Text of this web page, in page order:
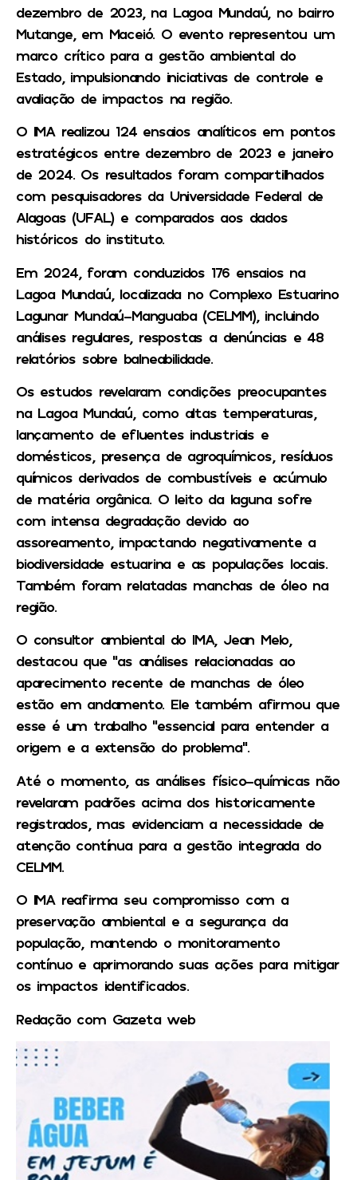
dezembro de 2023, na Lagoa Mundaú, no bairro
Mutange, em Maceió. O evento representou um
marco crítico para a gestão ambiental do
Estado, impulsionando iniciativas de controle e
avaliação de impactos na região.
O IMA realizou 124 ensaios analíticos em pontos
estratégicos entre dezembro de 2023 e janeiro
de 2024. Os resultados foram compartilhados
com pesquisadores da Universidade Federal de
Alagoas (UFAL) e comparados aos dados
históricos do instituto.
Em 2024, foram conduzidos 176 ensaios na
Lagoa Mundaú, localizada no Complexo Estuarino
Lagunar Mundaú-Manguaba (CELMM), incluindo
análises regulares, respostas a denúncias e 48
relatórios sobre balneabilidade.
Os estudos revelaram condições preocupantes
na Lagoa Mundaú, como altas temperaturas,
lançamento de efluentes industriais e
domésticos, presença de agroquímicos, resíduos
químicos derivados de combustíveis e acúmulo
de matéria orgânica. O leito da laguna sofre
com intensa degradação devido ao
assoreamento, impactando negativamente a
biodiversidade estuarina e as populações locais.
Também foram relatadas manchas de óleo na
região.
O consultor ambiental do IMA, Jean Melo,
destacou que “as análises relacionadas ao
aparecimento recente de manchas de óleo
estão em andamento. Ele também afirmou que
esse é um trabalho “essencial para entender a
origem e a extensão do problema”.
Até o momento, as análises físico-químicas não
revelaram padrões acima dos historicamente
registrados, mas evidenciam a necessidade de
atenção contínua para a gestão integrada do
CELMM.
O IMA reafirma seu compromisso com a
preservação ambiental e a segurança da
população, mantendo o monitoramento
contínuo e aprimorando suas ações para mitigar
os impactos identificados.
Redação com Gazeta web